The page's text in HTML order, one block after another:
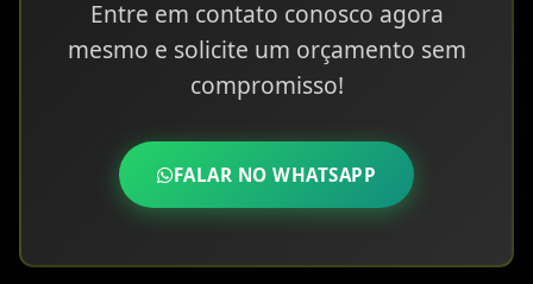
Entre em contato conosco agora
mesmo e solicite um orçamento sem
compromisso!
FALAR NO WHATSAPP